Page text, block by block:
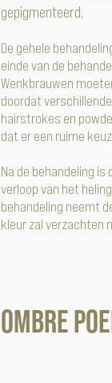
gepigmenteerd.
De gehele
einde van de
Wenkbrauwen
doordat
hairstrokes en
dat er een ruime
Na de behandeling
verloop van het
behandeling neemt
kleur zal verzachten
Ombre